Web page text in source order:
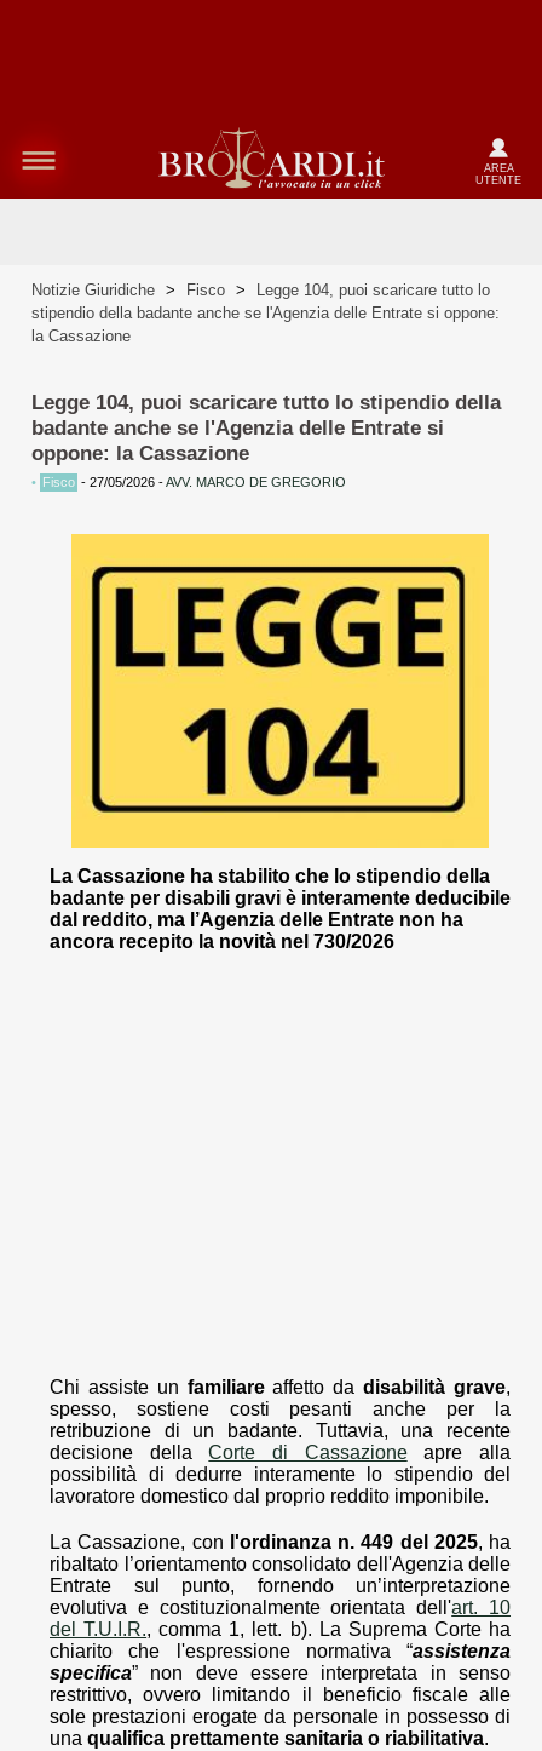
AREA
UTENTE
Notizie Giuridiche > Fisco >
Legge 104, puoi scaricare tutto lo
stipendio della badante anche se l'Agenzia delle Entrate si oppone:
la Cassazione
Legge 104, puoi scaricare tutto lo stipendio della
badante anche se l'Agenzia delle Entrate si
oppone: la Cassazione
• Fisco - 27/05/2026 -AVV. MARCO DE GREGORIO
La Cassazione ha stabilito che lo stipendio della
badante per disabili gravi è interamente deducibile
dal reddito, ma l’Agenzia delle Entrate non ha
ancora recepito la novità nel 730/2026
Chi assiste un familiareaffetto dadisabilità grave,
spesso, sostiene costi pesanti anche per la
retribuzione di un badante. Tuttavia, una recente
decisione dellaCorte di Cassazioneapre alla
possibilità di dedurre interamente lo stipendio del
lavoratore domestico dal proprio reddito imponibile.
La Cassazione, con l'ordinanza n. 449 del 2025, ha
ribaltato l’orientamento consolidato dell'Agenzia delle
Entrate sul punto, fornendo un’interpretazione
evolutiva e costituzionalmente orientata dell'art. 10
del T.U.I.R., comma 1, lett. b). La Suprema Corte ha
chiarito che l'espressione normativa “assistenza
specifica” non deve essere interpretata in senso
restrittivo, ovvero limitando il beneficio fiscale alle
sole prestazioni erogate da personale in possesso di
una qualifica prettamente sanitaria o riabilitativa.